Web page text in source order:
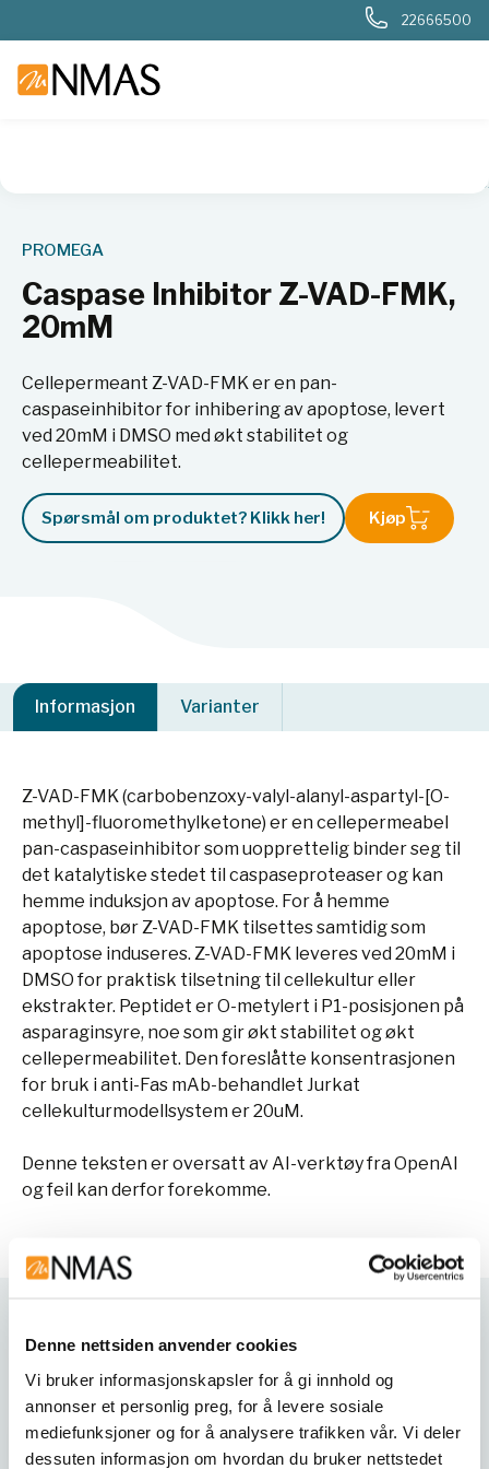
Denne nettsiden anvender cookies
Vi bruker informasjonskapsler for å gi innhold og
annonser et personlig preg, for å levere sosiale
mediefunksjoner og for å analysere trafikken vår. Vi deler
dessuten informasjon om hvordan du bruker nettstedet
22666500
PROMEGA
Caspase Inhibitor Z-VAD-FMK,
20mM
Cellepermeant Z-VAD-FMK er en pan-
caspaseinhibitor for inhibering av apoptose, levert
ved 20mM i DMSO med økt stabilitet og
cellepermeabilitet.
Spørsmål om produktet? Klikk her! Kjøp
Informasjon Varianter
Z-VAD-FMK (carbobenzoxy-valyl-alanyl-aspartyl-[O-
methyl]-fluoromethylketone) er en cellepermeabel
pan-caspaseinhibitor som uopprettelig binder seg til
det katalytiske stedet til caspaseproteaser og kan
hemme induksjon av apoptose. For å hemme
apoptose, bør Z-VAD-FMK tilsettes samtidig som
apoptose induseres. Z-VAD-FMK leveres ved 20mM i
DMSO for praktisk tilsetning til cellekultur eller
ekstrakter. Peptidet er O-metylert i P1-posisjonen på
asparaginsyre, noe som gir økt stabilitet og økt
cellepermeabilitet. Den foreslåtte konsentrasjonen
for bruk i anti-Fas mAb-behandlet Jurkat
cellekulturmodellsystem er 20uM.
Denne teksten er oversatt av AI-verktøy fra OpenAI
og feil kan derfor forekomme.
Varianter